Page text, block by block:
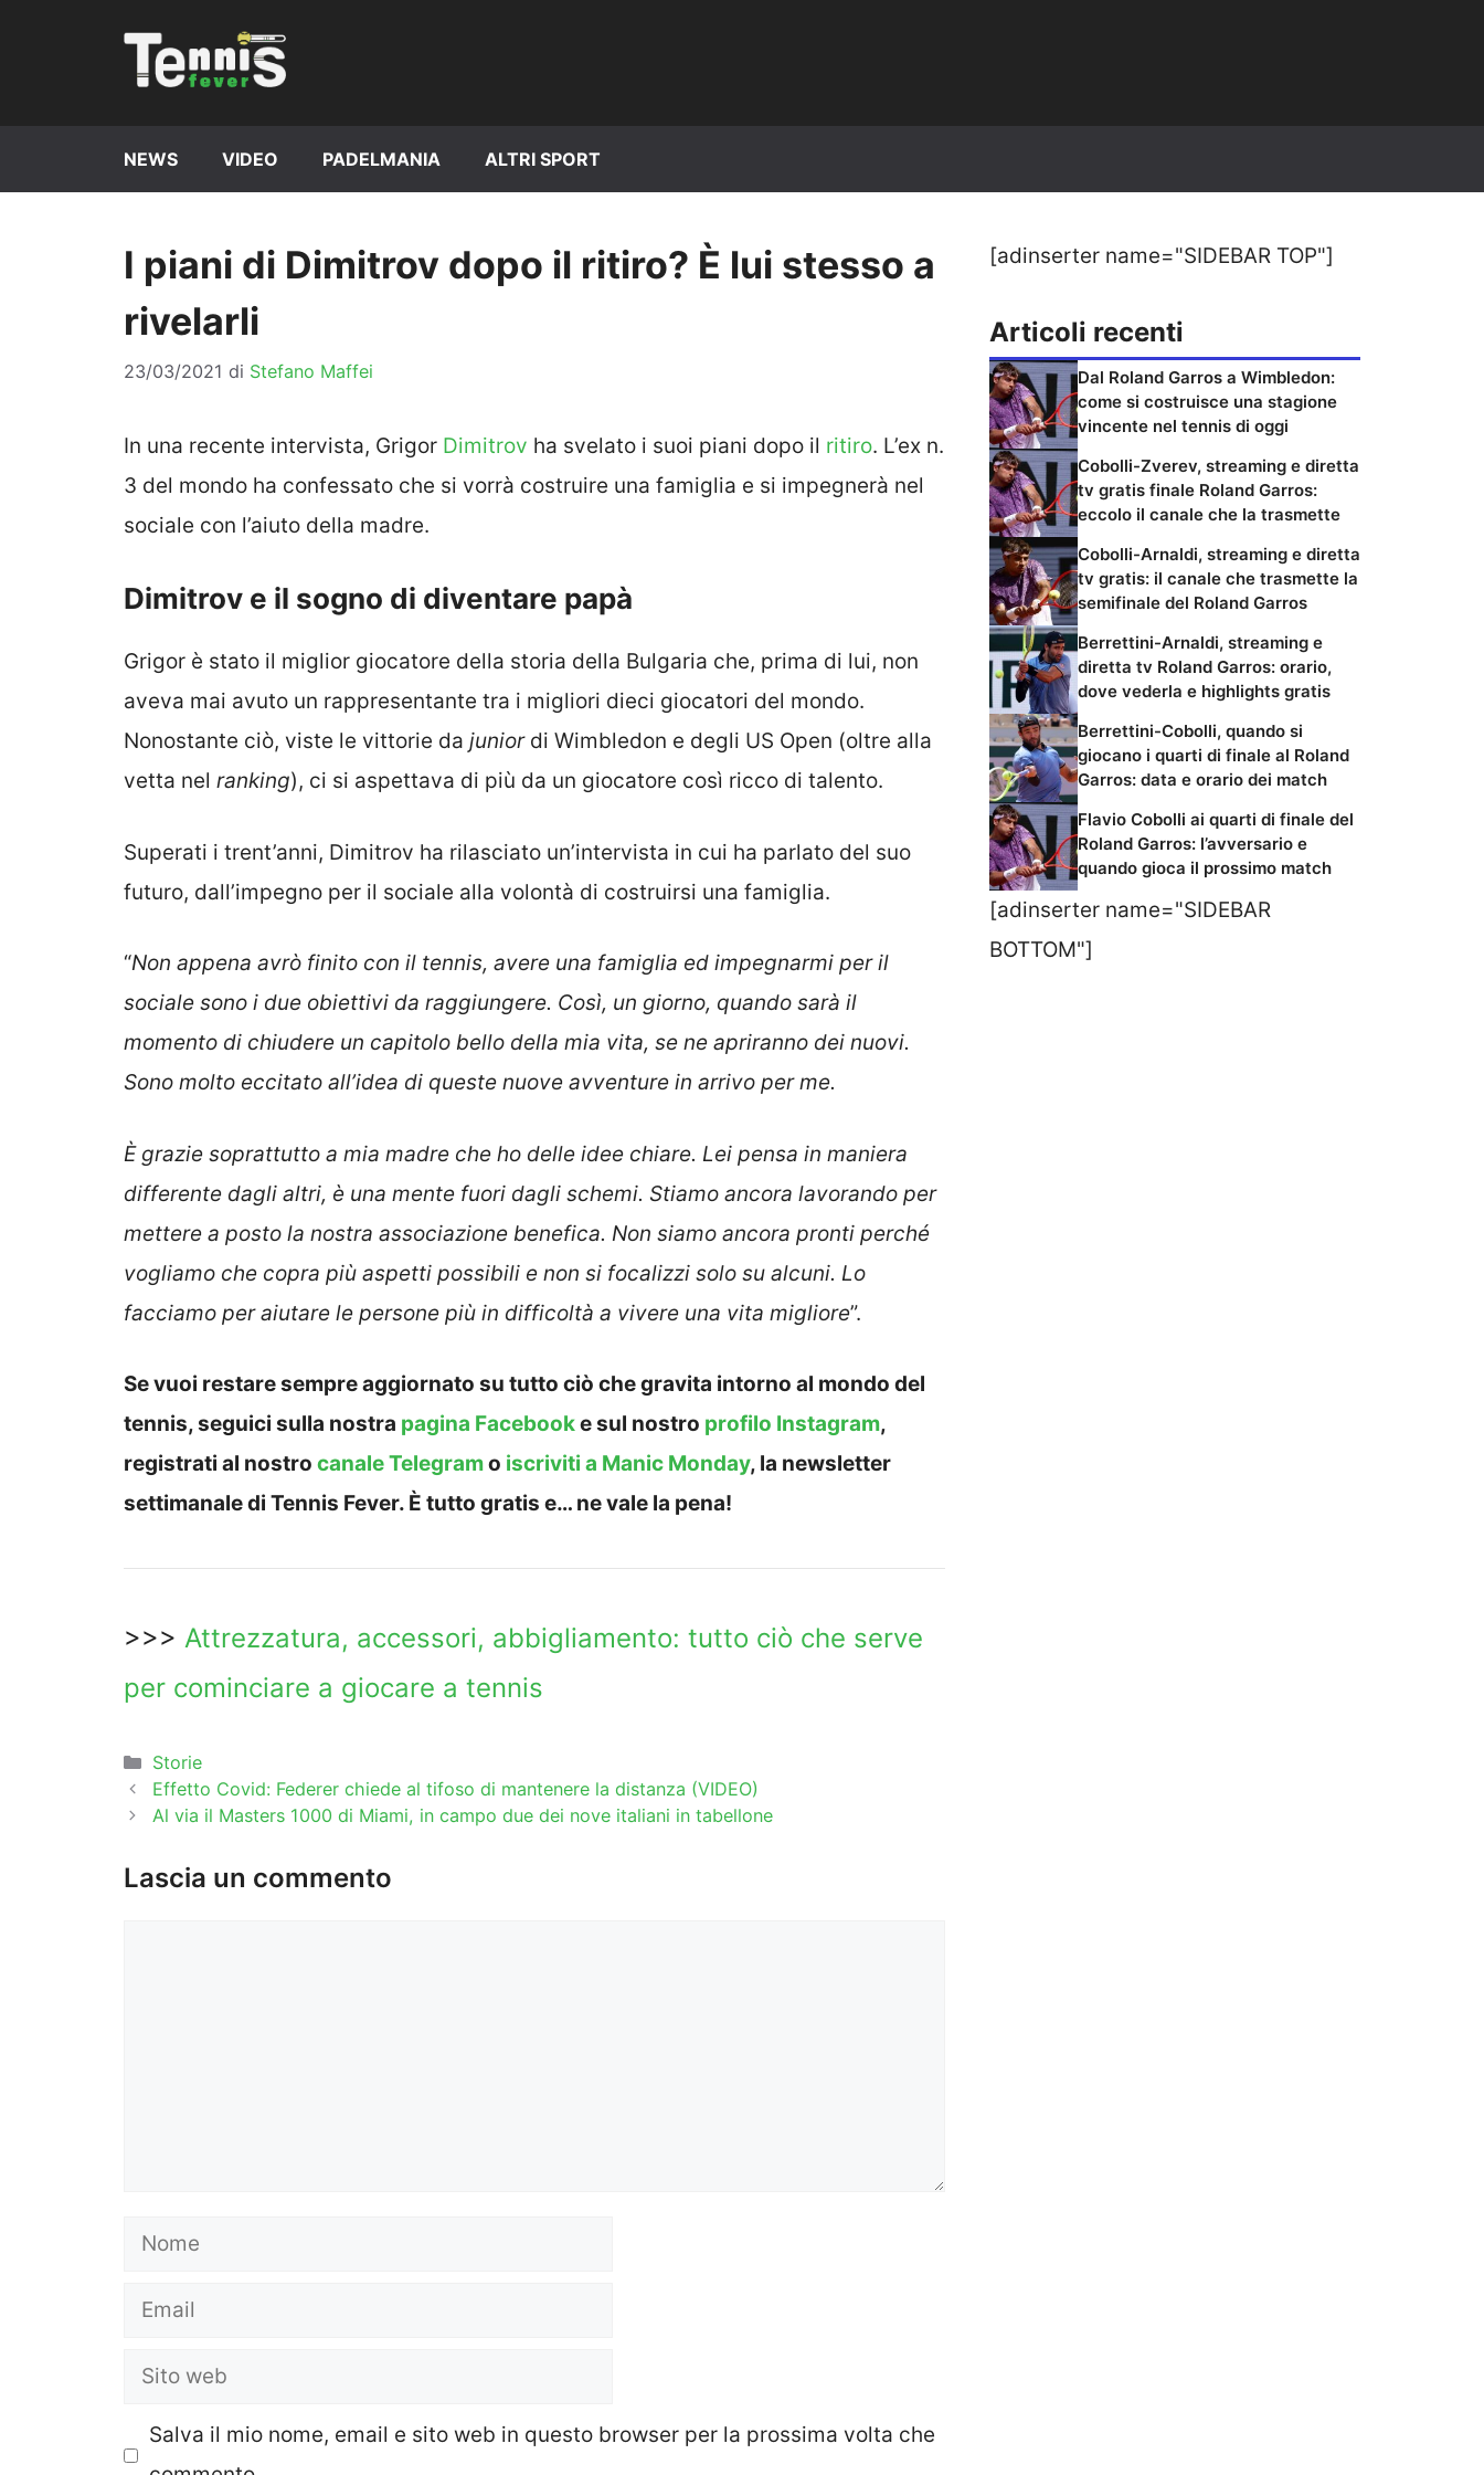
NEWS VIDEO PADELMANIA ALTRI SPORT
I piani di Dimitrov dopo il ritiro? È lui stesso a
rivelarli
23/03/2021 di Stefano Maffei
In una recente intervista, Grigor Dimitrov ha svelato i suoi piani dopo il ritiro. L’ex n.
3 del mondo ha confessato che si vorrà costruire una famiglia e si impegnerà nel
sociale con l’aiuto della madre.
Dimitrov e il sogno di diventare papà
Grigor è stato il miglior giocatore della storia della Bulgaria che, prima di lui, non
aveva mai avuto un rappresentante tra i migliori dieci giocatori del mondo.
Nonostante ciò, viste le vittorie da juniordi Wimbledon e degli US Open (oltre alla
vetta nel ranking), ci si aspettava di più da un giocatore così ricco di talento.
Superati i trent’anni, Dimitrov ha rilasciato un’intervista in cui ha parlato del suo
futuro, dall’impegno per il sociale alla volontà di costruirsi una famiglia.
“Non appena avrò finito con il tennis, avere una famiglia ed impegnarmi per il
sociale sono i due obiettivi da raggiungere. Così, un giorno, quando sarà il
momento di chiudere un capitolo bello della mia vita, se ne apriranno dei nuovi.
Sono molto eccitato all’idea di queste nuove avventure in arrivo per me.
È grazie soprattutto a mia madre che ho delle idee chiare. Lei pensa in maniera
differente dagli altri, è una mente fuori dagli schemi. Stiamo ancora lavorando per
mettere a posto la nostra associazione benefica. Non siamo ancora pronti perché
vogliamo che copra più aspetti possibili e non si focalizzi solo su alcuni. Lo
facciamo per aiutare le persone più in difficoltà a vivere una vita migliore”.
Se vuoi restare sempre aggiornato su tutto ciò che gravita intorno al mondo del
tennis, seguici sulla nostra pagina Facebooke sul nostro profilo Instagram,
registrati al nostro canale Telegramo iscriviti a Manic Monday, la newsletter
settimanale di Tennis Fever. È tutto gratis e… ne vale la pena!
>>> Attrezzatura, accessori, abbigliamento: tutto ciò che serve
per cominciare a giocare a tennis
Categorie
Storie
Effetto Covid: Federer chiede al tifoso di mantenere la distanza (VIDEO)
Al via il Masters 1000 di Miami, in campo due dei nove italiani in tabellone
Lascia un commento
Nome
Email
Sito
Salva il mio nome, email e sito web in questo browser per la prossima volta che
[adinserter name="SIDEBAR TOP"]
Articoli recenti
Dal Roland Garros a Wimbledon:
come si costruisce una stagione
vincente nel tennis di oggi
Cobolli-Zverev, streaming e diretta
tv gratis finale Roland Garros:
eccolo il canale che la trasmette
Cobolli-Arnaldi, streaming e diretta
tv gratis: il canale che trasmette la
semifinale del Roland Garros
Berrettini-Arnaldi, streaming e
diretta tv Roland Garros: orario,
dove vederla e highlights gratis
Berrettini-Cobolli, quando si
giocano i quarti di finale al Roland
Garros: data e orario dei match
Flavio Cobolli ai quarti di finale del
Roland Garros: l’avversario e
quando gioca il prossimo match
[adinserter name="SIDEBAR
BOTTOM"]